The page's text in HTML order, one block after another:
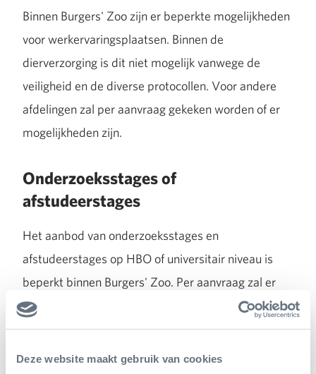
Deze website maakt gebruik van cookies
Binnen Burgers' Zoo zijn er beperkte mogelijkheden
voor werkervaringsplaatsen. Binnen de
dierverzorging is dit niet mogelijk vanwege de
veiligheid en de diverse protocollen. Voor andere
afdelingen zal per aanvraag gekeken worden of er
mogelijkheden zijn.
Onderzoeksstages of
afstudeerstages
Het aanbod van onderzoeksstages en
afstudeerstages op HBO of universitair niveau is
beperkt binnen Burgers' Zoo. Per aanvraag zal er
gekeken worden of er mogelijkheden zijn.